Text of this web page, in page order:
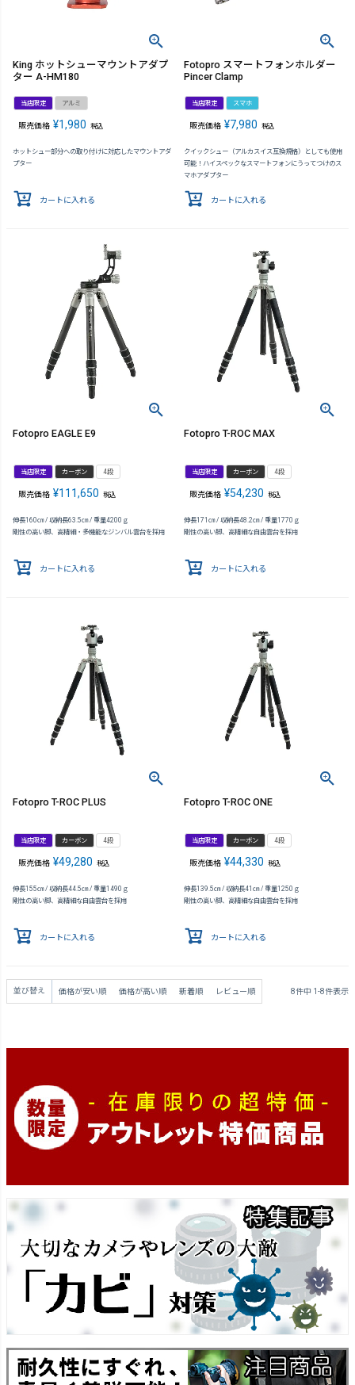
King ホットシューマウントアダプ
ター A-HM180
当店限定 アルミ
販売価格 ¥1,980 税込
ホットシュー部分への取り付けに対応したマウントアダ
プター
カートに入れる
Fotopro スマートフォンホルダー
Pincer Clamp
当店限定 スマホ
販売価格 ¥7,980 税込
クイックシュー（アルカスイス互換規格）としても使用
可能！ハイスペックなスマートフォンにうってつけのス
マホアダプター
カートに入れる
Fotopro EAGLE E9
当店限定 カーボン 4段
販売価格 ¥111,650 税込
伸長160㎝ / 収納長63.5㎝ / 重量4200ｇ
剛性の高い脚、高精細・多機能なジンバル雲台を採用
カートに入れる
Fotopro T-ROC MAX
当店限定 カーボン 4段
販売価格 ¥54,230 税込
伸長171㎝ / 収納長48.2㎝ / 重量1770ｇ
剛性の高い脚、高精細な自由雲台を採用
カートに入れる
Fotopro T-ROC PLUS
当店限定 カーボン 4段
販売価格 ¥49,280 税込
伸長155㎝ / 収納長44.5㎝ / 重量1490ｇ
剛性の高い脚、高精細な自由雲台を採用
カートに入れる
Fotopro T-ROC ONE
当店限定 カーボン 4段
販売価格 ¥44,330 税込
伸長139.5㎝ / 収納長41㎝ / 重量1250ｇ
剛性の高い脚、高精細な自由雲台を採用
カートに入れる
並び替え 価格が安い順 価格が高い順 新着順 レビュー順 8件中 1 -8件表示